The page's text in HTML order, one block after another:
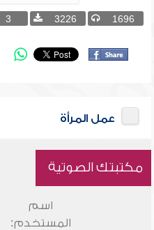
1696
3226
3
عمل المرأة
مكتبتك الصوتية
اسم
المستخدم: